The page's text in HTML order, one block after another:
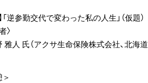
「逆参勤交代で変わった私の人生」（仮題）
〉
人 氏（アクサ生命保険株式会社、北海